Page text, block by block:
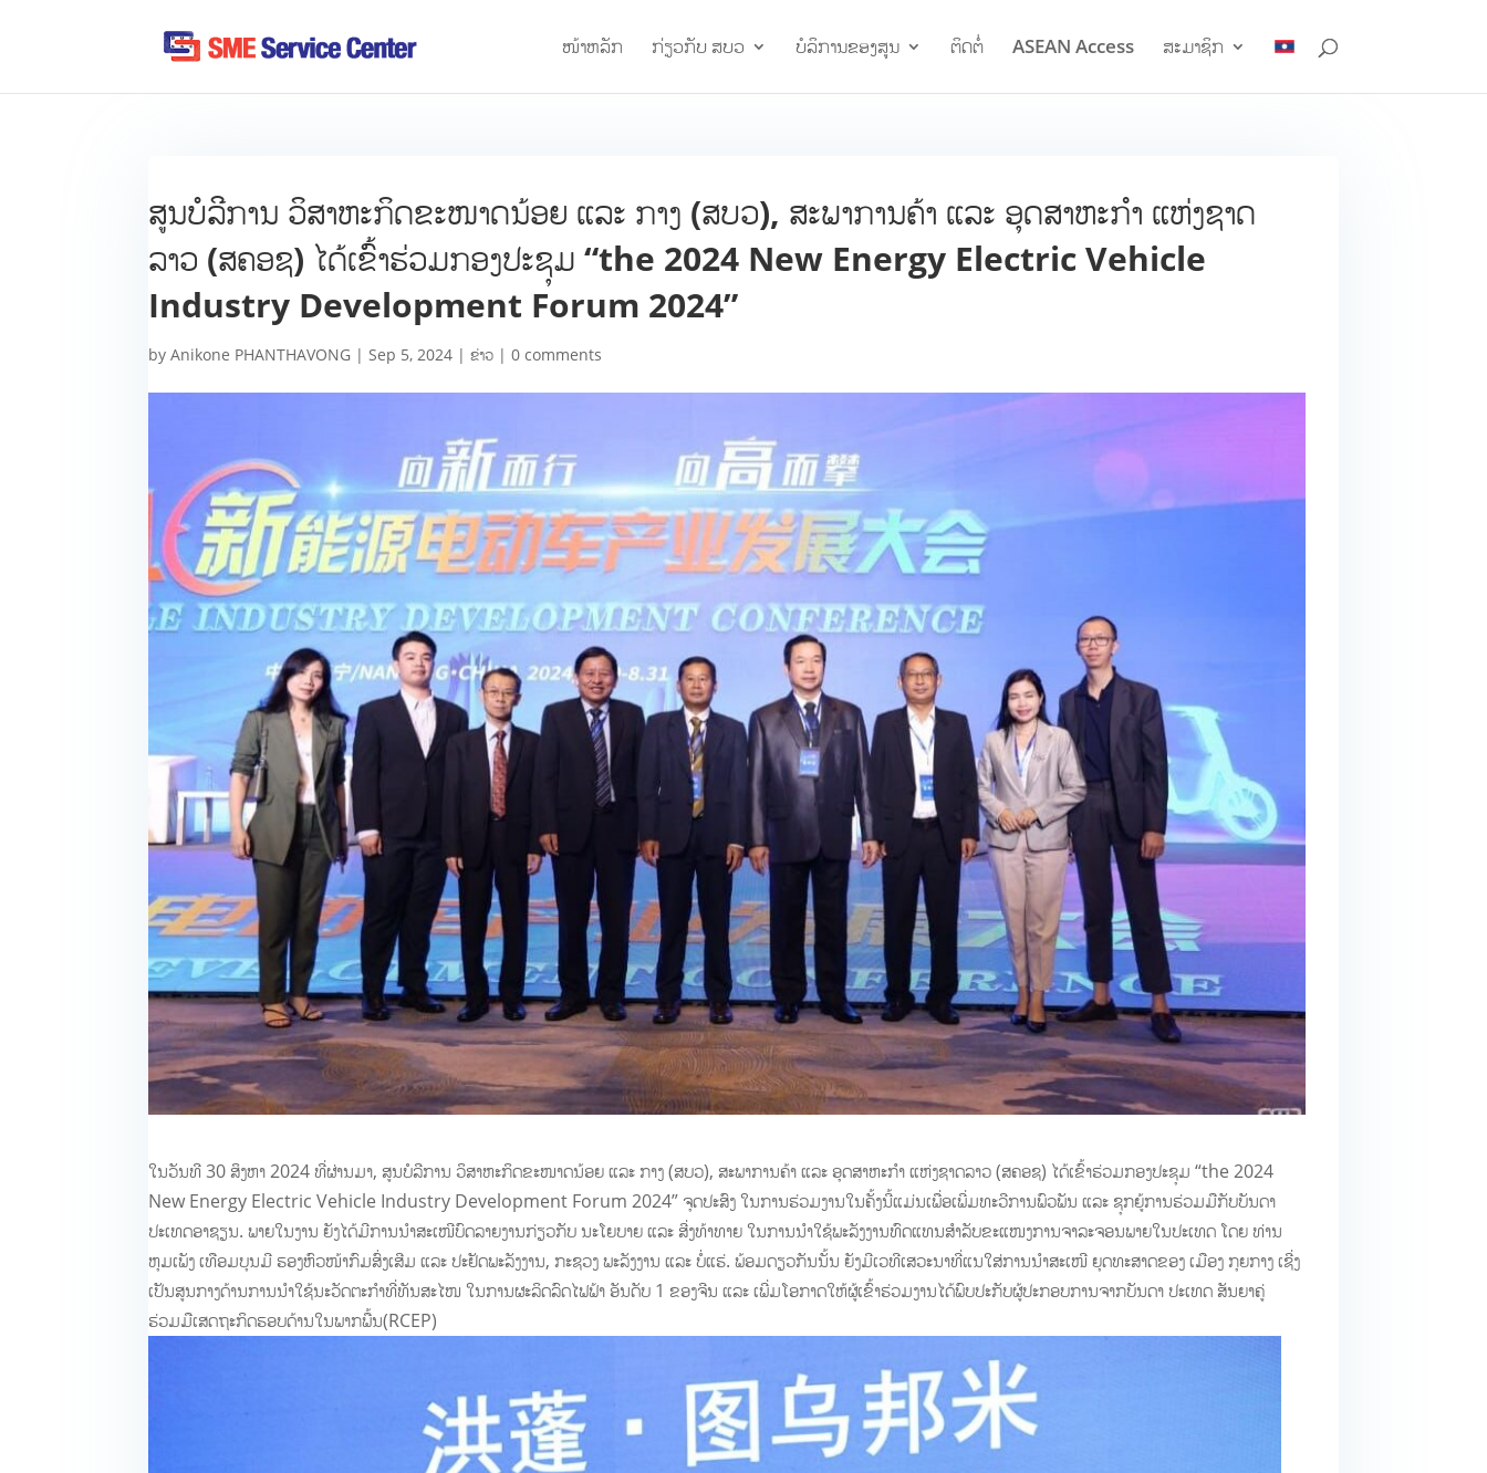
ໜ້າຫລັກ ກ່ຽວກັບ ສບວ ບໍລິການຂອງສູນ ຕິດຕໍ່ ASEAN Access ສະມາຊິກ
ສູນບໍລີການ ວິສາຫະກິດຂະໜາດນ້ອຍ ແລະ ກາງ (ສບວ), ສະພາການຄ້າ ແລະ ອຸດສາຫະກຳ ແຫ່ງຊາດ
ລາວ (ສຄອຊ) ໄດ້ເຂົ້າຮ່ວມກອງປະຊຸມ “the 2024 New Energy Electric Vehicle
Industry Development Forum 2024”
byAnikone PHANTHAVONG |Sep 5, 2024 |ຂ່າວ |0 comments
ໃນວັນທີ 30 ສິງຫາ 2024 ທີ່ຜ່ານມາ, ສູນບໍລີການ ວິສາຫະກິດຂະໜາດນ້ອຍ ແລະ ກາງ (ສບວ), ສະພາການຄ້າ ແລະ ອຸດສາຫະກຳ ແຫ່ງຊາດລາວ (ສຄອຊ) ໄດ້ເຂົ້າຮ່ວມກອງປະຊຸມ “the 2024
New Energy Electric Vehicle Industry Development Forum 2024” ຈຸດປະສົງ ໃນການຮ່ວມງານໃນຄັ້ງນີ້ແມ່ນເພື່ອເພີ່ມທະວີການພົວພັນ ແລະ ຊຸກຍູ້ການຮ່ວມມືກັບບັນດາ
ປະເທດອາຊຽນ. ພາຍໃນງານ ຍັງໄດ້ມີການນຳສະເໜີບົດລາຍງານກ່ຽວກັບ ນະໂຍບາຍ ແລະ ສີ່ງທ້າທາຍ ໃນການນຳໃຊ້ພະລັງງານທົດແທນສຳລັບຂະແໜງການຈາລະຈອນພາຍໃນປະເທດ ໂດຍ ທ່ານ
ຫຸມເພັງ ເທືອມບຸນມີ ຮອງຫົວໜ້າກົມສົ່ງເສີມ ແລະ ປະຢັດພະລັງງານ, ກະຊວງ ພະລັງງານ ແລະ ບໍ່ແຮ່. ພ້ອມດຽວກັນນັ້ນ ຍັງມີເວທີເສວະນາທີ່ແນໃສ່ການນຳສະເໜີ ຍຸດທະສາດຂອງ ເມືອງ ກຸຍກາງ ເຊີ່ງ
ເປັນສູນກາງດ້ານການນຳໃຊ້ນະວັດຕະກຳທີ່ທັນສະໄໜ ໃນການຜະລິດລົດໄຟຟ້າ ອັນດັບ 1 ຂອງຈີນ ແລະ ເພີ່ມໂອກາດໃຫ້ຜູ້ເຂົ້າຮ່ວມງານໄດ້ພົບປະກັບຜູ້ປະກອບການຈາກບັນດາ ປະເທດ ສັນຍາຄູ່
ຮ່ວມມືເສດຖະກິດຮອບດ້ານໃນພາກພື້ນ(RCEP)